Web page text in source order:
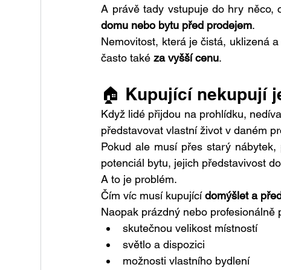
A právě tady vstupuje do hry něco,
domu nebo bytu před prodejem.
Nemovitost, která je čistá, uklizená
často také za vyšší cenu.
🏠 Kupující nekupují
Když lidé přijdou na prohlídku,
představovat vlastní život v daném
Pokud ale musí přes starý
potenciál bytu, jejich představivost
A to je problém.
Čím víc musí kupující domýšlet a
Naopak prázdný nebo
skutečnou velikost místností
světlo a dispozici
možnosti vlastního bydlení